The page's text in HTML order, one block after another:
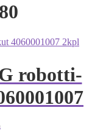
robotti-